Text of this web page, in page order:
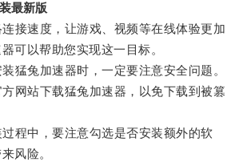
最新版
速度，让游戏、视频等在线体验更加
可以帮助您实现这一目标。
兔加速器时，一定要注意安全问题。
站下载猛兔加速器，以免下载到被篡
中，要注意勾选是否安装额外的软
风险。